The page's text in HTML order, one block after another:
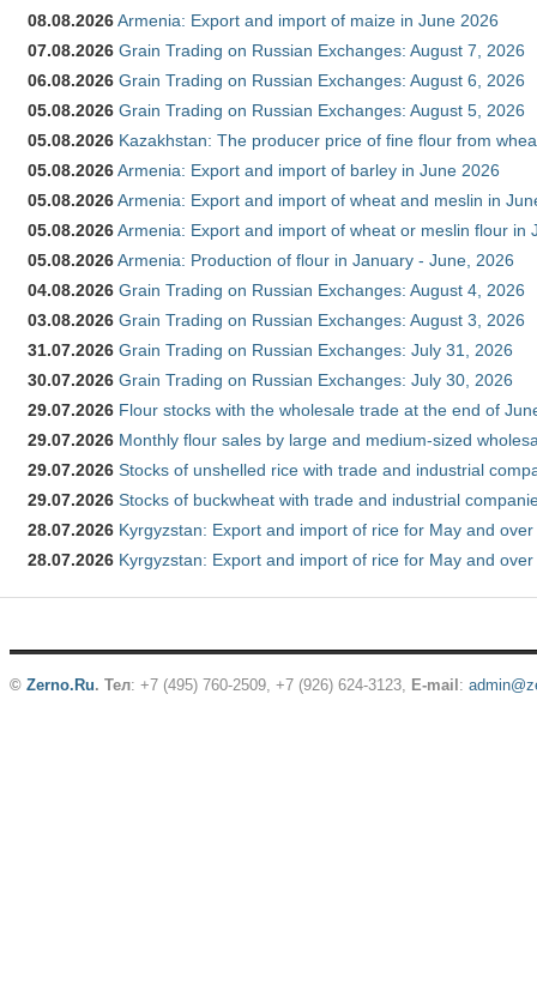
08.08.2026Armenia: Export and import of maize in June 2026
07.08.2026 Grain Trading on Russian Exchanges: August 7, 2026
06.08.2026 Grain Trading on Russian Exchanges: August 6, 2026
05.08.2026 Grain Trading on Russian Exchanges: August 5, 2026
05.08.2026 Kazakhstan: The producer price of fine flour from
05.08.2026Armenia: Export and import of barley in June 2026
05.08.2026Armenia: Export and import of wheat and meslin in
05.08.2026Armenia: Export and import of wheat or meslin flour in
05.08.2026Armenia: Production of flour in January - June, 2026
04.08.2026 Grain Trading on Russian Exchanges: August 4, 2026
03.08.2026 Grain Trading on Russian Exchanges: August 3, 2026
31.07.2026 Grain Trading on Russian Exchanges: July 31, 2026
30.07.2026 Grain Trading on Russian Exchanges: July 30, 2026
29.07.2026 Flour stocks with the wholesale trade at the end of
29.07.2026 Monthly flour sales by large and medium-sized
29.07.2026 Stocks of unshelled rice with trade and industrial
29.07.2026 Stocks of buckwheat with trade and industrial
28.07.2026 Kyrgyzstan: Export and import of rice for May and
28.07.2026 Kyrgyzstan: Export and import of rice for May and
© Zerno.Ru. Тел: +7 (495) 760-2509, +7 (926) 624-3123, E-mail :